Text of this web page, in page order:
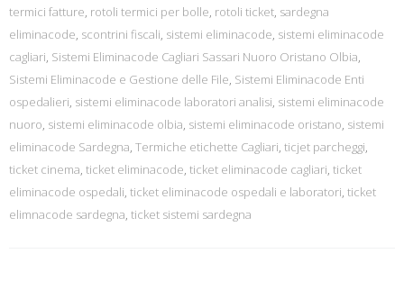
termici fatture, rotoli termici per bolle, rotoli ticket, sardegna
eliminacode, scontrini fiscali, sistemi eliminacode, sistemi eliminacode
cagliari, Sistemi Eliminacode Cagliari Sassari Nuoro Oristano Olbia,
Sistemi Eliminacode e Gestione delle File, Sistemi Eliminacode Enti
ospedalieri, sistemi eliminacode laboratori analisi, sistemi eliminacode
nuoro, sistemi eliminacode olbia, sistemi eliminacode oristano, sistemi
eliminacode Sardegna, Termiche etichette Cagliari, ticjet parcheggi,
ticket cinema, ticket eliminacode, ticket eliminacode cagliari, ticket
eliminacode ospedali, ticket eliminacode ospedali e laboratori, ticket
elimnacode sardegna, ticket sistemi sardegna